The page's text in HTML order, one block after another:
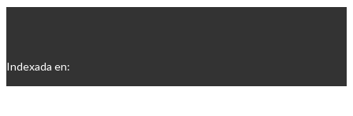
Indexada en: